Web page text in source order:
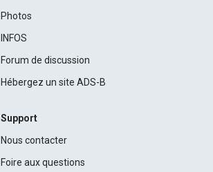
Photos
INFOS
Forum de discussion
Hébergez un site ADS-B
Support
Nous contacter
Foire aux questions